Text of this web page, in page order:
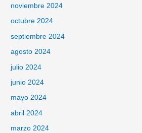
noviembre 2024
octubre 2024
septiembre 2024
agosto 2024
julio 2024
junio 2024
mayo 2024
abril 2024
marzo 2024